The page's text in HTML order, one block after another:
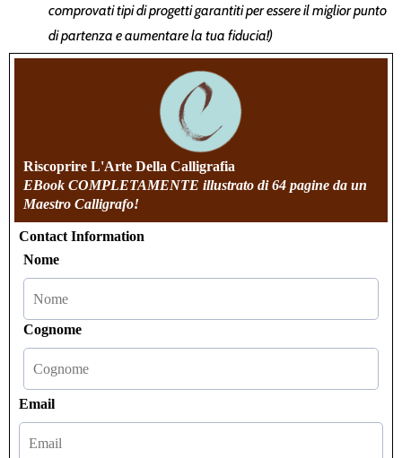
comprovati tipi di progetti garantiti per essere il miglior punto
di partenza e aumentare la tua fiducia!)
Riscoprire L'Arte Della Calligrafia
EBook COMPLETAMENTE illustrato di 64 pagine da un
Maestro Calligrafo!
Contact Information
Nome
Cognome
Email